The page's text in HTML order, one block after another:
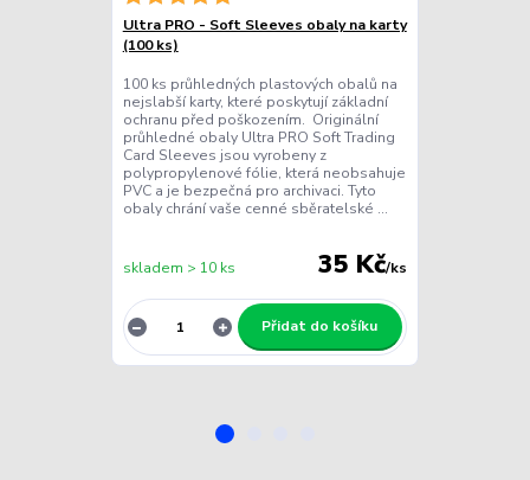
Ultra PRO - Soft Sleeves obaly na karty
(100 ks)
100 ks průhledných plastových obalů na
nejslabší karty, které poskytují základní
ochranu před poškozením. Originální
průhledné obaly Ultra PRO Soft Trading
Card Sleeves jsou vyrobeny z
polypropylenové fólie, která neobsahuje
PVC a je bezpečná pro archivaci. Tyto
obaly chrání vaše cenné sběratelské ...
35 Kč/ks
skladem > 10 ks
Přidat do košíku